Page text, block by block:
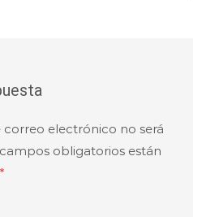
correo electrónico no será
obligatorios están
*